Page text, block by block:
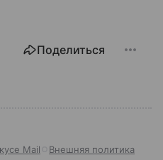
Поделиться
Mail Внешняя политика